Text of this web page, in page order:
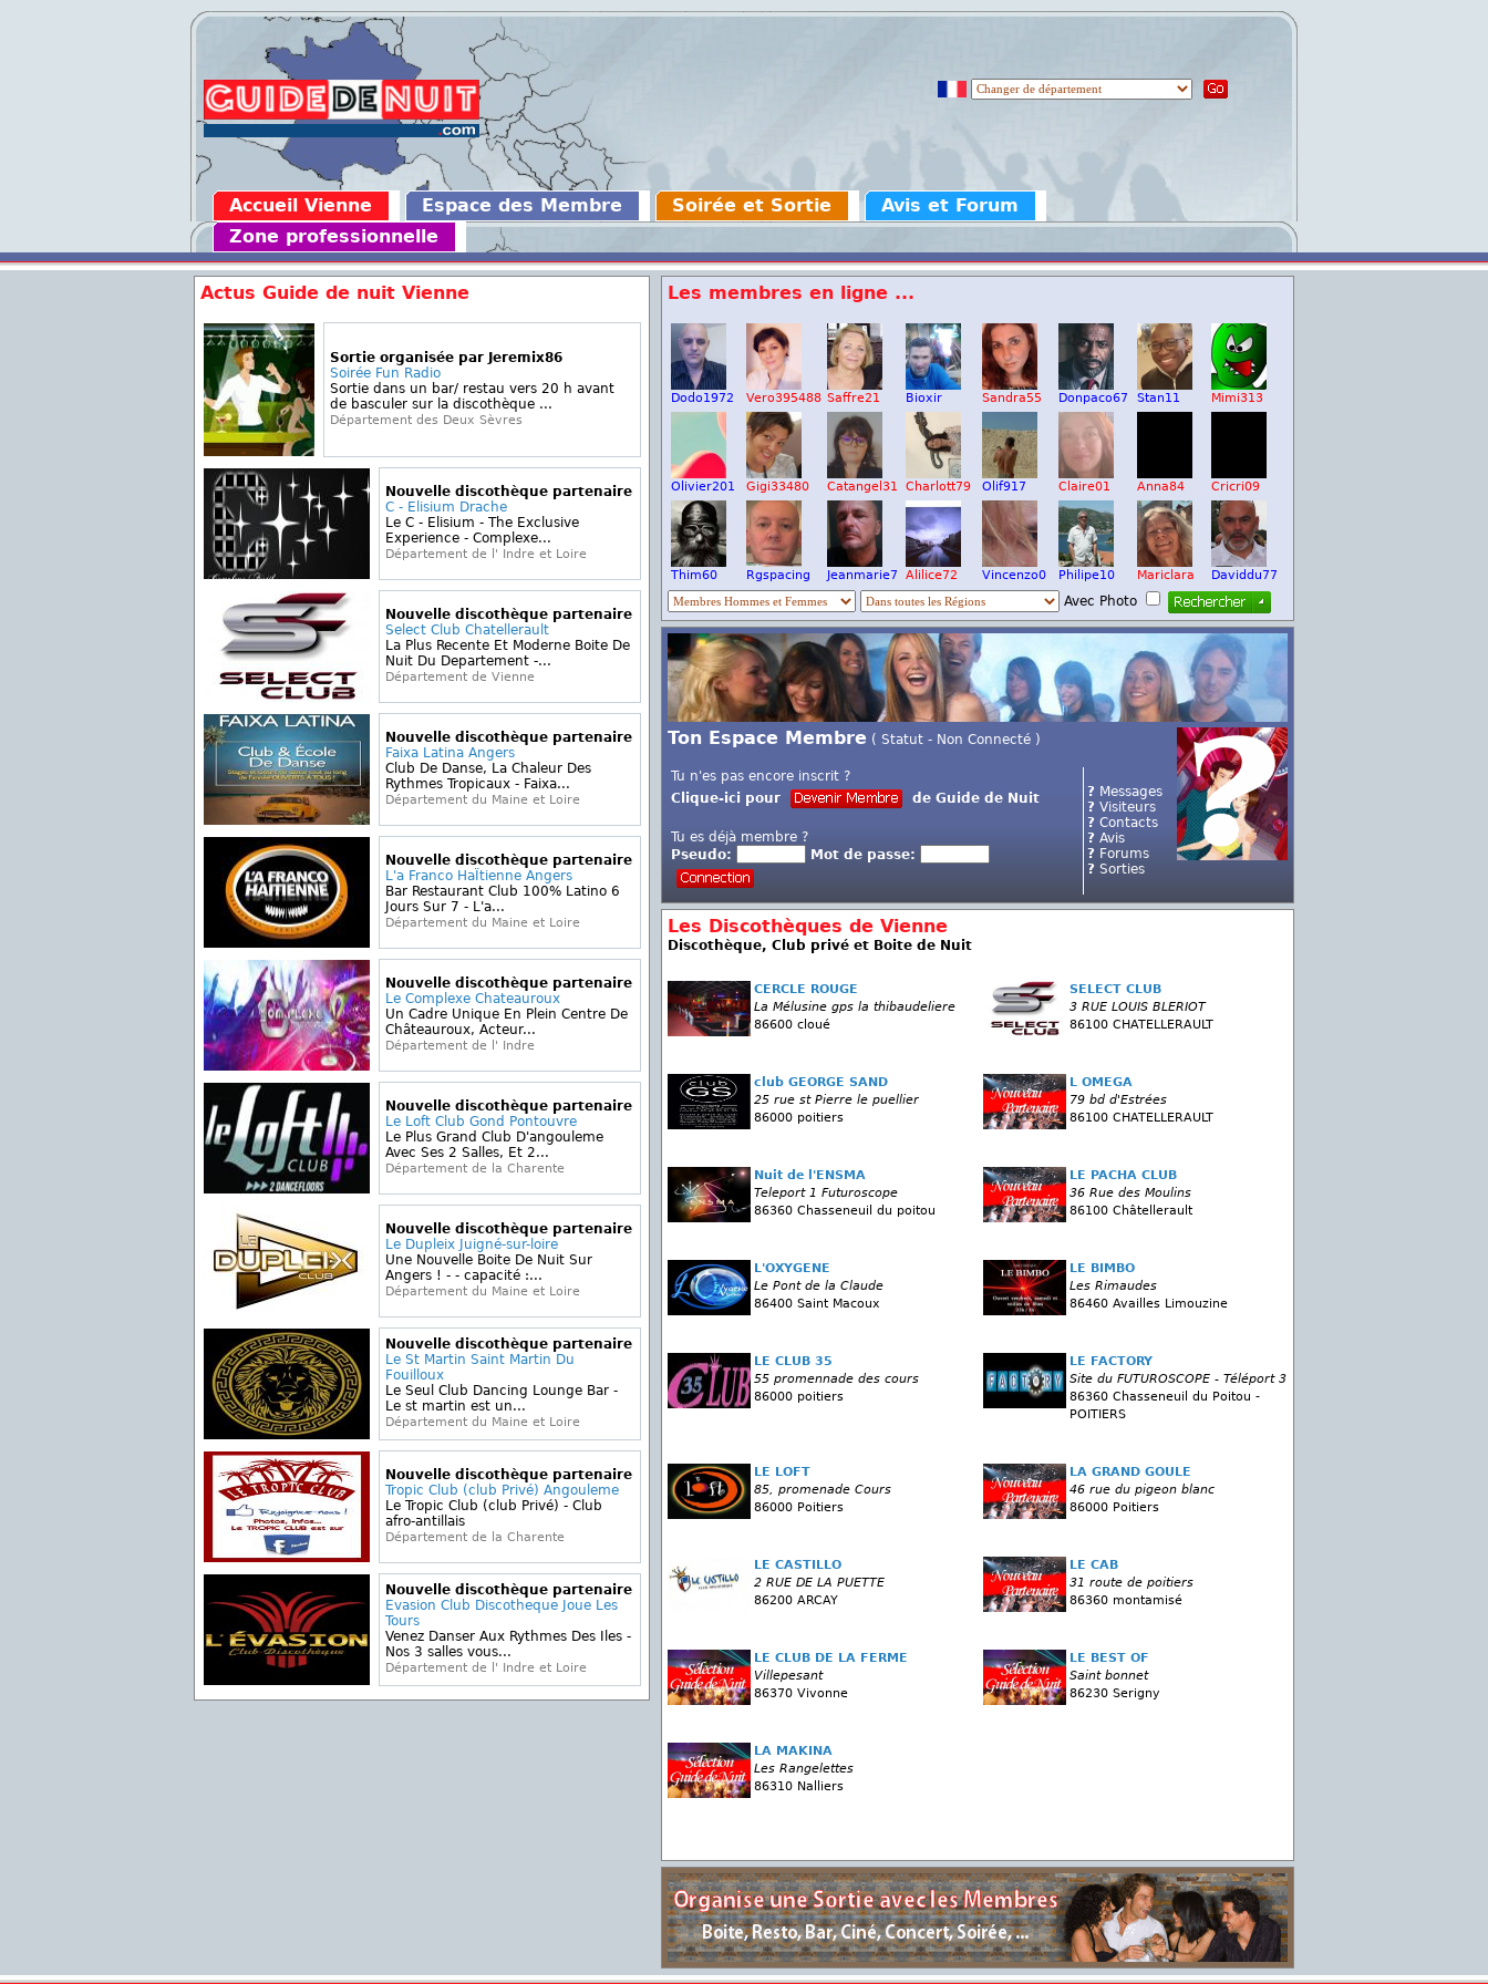
Accueil Vienne Espace des Membre Soirée et Sortie
Avis et Forum
Zone professionnelle
Actus Guide de nuit Vienne
Sortie organisée par Jeremix86
Soirée Fun Radio
Sortie dans un bar/ restau vers 20 h avant
de basculer sur la discothèque ...
Département des Deux Sèvres
Nouvelle discothèque partenaire
C - Elisium Drache
Le C - Elisium - The Exclusive
Experience - Complexe...
Département de l' Indre et Loire
Nouvelle discothèque partenaire
Select Club Chatellerault
La Plus Recente Et Moderne Boite De
Nuit Du Departement -...
Département de Vienne
Nouvelle discothèque partenaire
Faixa Latina Angers
Club De Danse, La Chaleur Des
Rythmes Tropicaux - Faixa...
Département du Maine et Loire
Nouvelle discothèque partenaire
L'a Franco HaÏtienne Angers
Bar Restaurant Club 100% Latino 6
Jours Sur 7 - L'a...
Département du Maine et Loire
Nouvelle discothèque partenaire
Le Complexe Chateauroux
Un Cadre Unique En Plein Centre De
Châteauroux, Acteur...
Département de l' Indre
Nouvelle discothèque partenaire
Le Loft Club Gond Pontouvre
Le Plus Grand Club D'angouleme
Avec Ses 2 Salles, Et 2...
Département de la Charente
Nouvelle discothèque partenaire
Le Dupleix Juigné-sur-loire
Une Nouvelle Boite De Nuit Sur
Angers ! - - capacité :...
Département du Maine et Loire
Nouvelle discothèque partenaire
Le St Martin Saint Martin Du
Fouilloux
Le Seul Club Dancing Lounge Bar -
Le st martin est un...
Département du Maine et Loire
Nouvelle discothèque partenaire
Tropic Club (club Privé) Angouleme
Le Tropic Club (club Privé) - Club
afro-antillais
Département de la Charente
Nouvelle discothèque partenaire
Evasion Club Discotheque Joue Les
Tours
Venez Danser Aux Rythmes Des Iles -
Nos 3 salles vous...
Département de l' Indre et Loire
Les membres en ligne ...
Dodo1972 Vero395488 Saffre21 Bioxir Sandra55 Donpaco67 Stan11 Mimi313
Olivier201 Gigi33480 Catangel31 Charlott79 Olif917 Claire01 Anna84 Cricri09
Thim60 Rgspacing Jeanmarie7 Alilice72 Vincenzo0 Philipe10 Mariclara Daviddu77
Avec Photo
Ton Espace Membre ( Statut - Non Connecté )
Tu n'es pas encore inscrit ?
Clique-ici pour
de Guide de Nuit
Tu es déjà membre ?
Pseudo:
Mot de passe:
? Messages
? Visiteurs
? Contacts
? Avis
? Forums
? Sorties
Les Discothèques de Vienne
Discothèque, Club privé et Boite de Nuit
CERCLE ROUGE
La Mélusine gps la thibaudeliere
86600 cloué
SELECT CLUB
3 RUE LOUIS BLERIOT
86100 CHATELLERAULT
club GEORGE SAND
25 rue st Pierre le puellier
86000 poitiers
L OMEGA
79 bd d'Estrées
86100 CHATELLERAULT
Nuit de l'ENSMA
Teleport 1 Futuroscope
86360 Chasseneuil du poitou
LE PACHA CLUB
36 Rue des Moulins
86100 Châtellerault
L'OXYGENE
Le Pont de la Claude
86400 Saint Macoux
LE BIMBO
Les Rimaudes
86460 Availles Limouzine
LE CLUB 35
55 promennade des cours
86000 poitiers
LE FACTORY
Site du FUTUROSCOPE - Téléport 3
86360 Chasseneuil du Poitou -
POITIERS
LE LOFT
85, promenade Cours
86000 Poitiers
LA GRAND GOULE
46 rue du pigeon blanc
86000 Poitiers
LE CASTILLO
2 RUE DE LA PUETTE
86200 ARCAY
LE CAB
31 route de poitiers
86360 montamisé
LE CLUB DE LA FERME
Villepesant
86370 Vivonne
LE BEST OF
Saint bonnet
86230 Serigny
LA MAKINA
Les Rangelettes
86310 Nalliers